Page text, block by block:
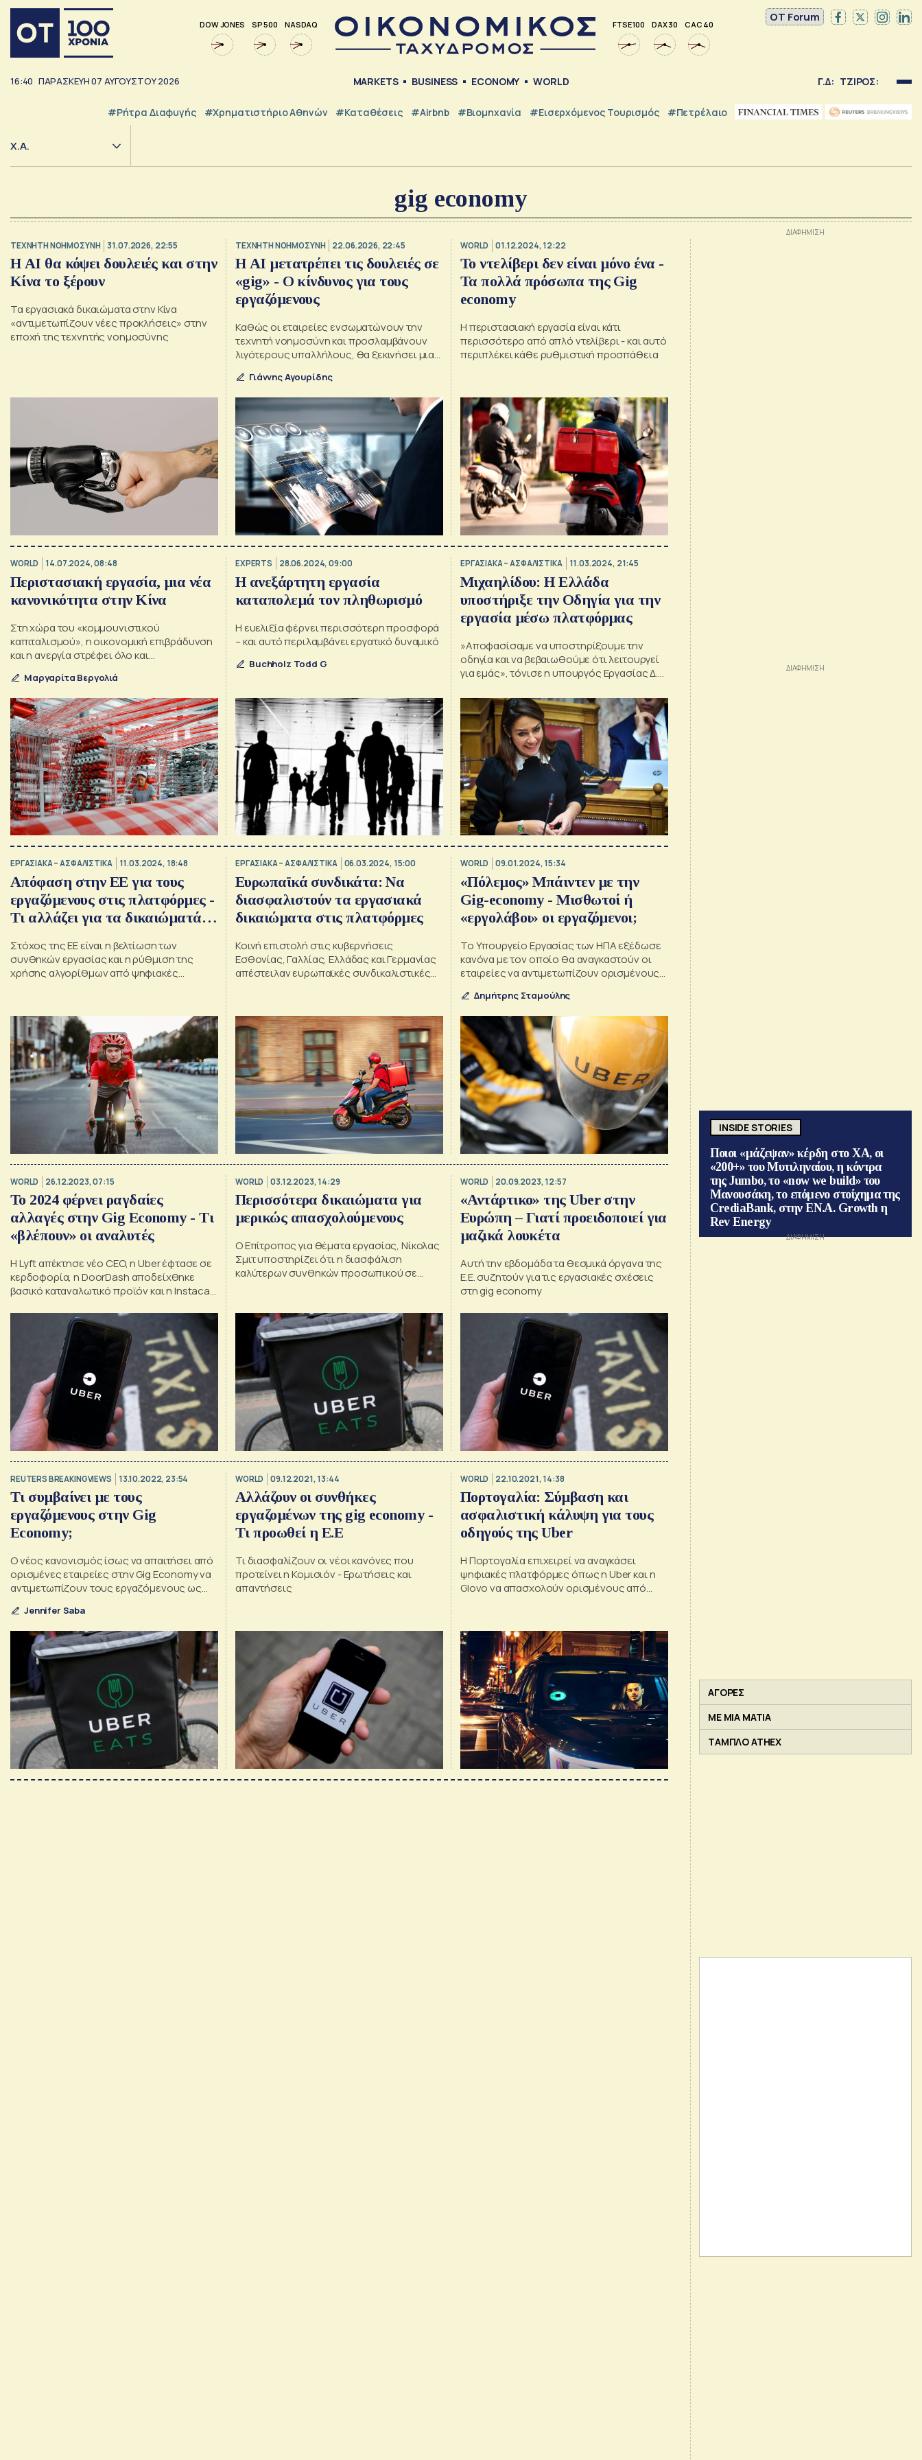
DOW JONES SP 500 NASDAQ FTSE 100 DAX 30 CAC 40
OT Forum
16:40 ΠΑΡΑΣΚΕΥΗ07 ΑΥΓΟΥΣΤΟΥ2026 MARKETS BUSINESS ECONOMY WORLD Γ.Δ: ΤΖΙΡΟΣ:
#ρήτρα Διαφυγής #Χρηματιστήριο Αθηνών #Καταθέσεις #Airbnb #Βιομηχανία #εισερχόμενος Τουρισμός #Πετρέλαιο
Χ.Α.
gig economy
TΕΧΝΗΤΗ ΝΟΗΜΟΣΥΝΗ 31.07.2026, 22:55
Η AI θα κόψει δουλειές και στην
Κίνα το ξέρουν
Τα εργασιακά δικαιώματα στην Κίνα
«αντιμετωπίζουν νέες προκλήσεις» στην
εποχή της τεχνητής νοημοσύνης
TΕΧΝΗΤΗ ΝΟΗΜΟΣΥΝΗ 22.06.2026, 22:45
Η AI μετατρέπει τις δουλειές σε
«gig» - Ο κίνδυνος για τους
εργαζόμενους
Καθώς οι εταιρείες ενσωματώνουν την
τεχνητή νοημοσύνη και προσλαμβάνουν
λιγότερους υπαλλήλους, θα ξεκινήσει μια
περιστασιακής απασχόλησης» ("gig
economy")
Γιάννης Αγουρίδης
WORLD 01.12.2024, 12:22
Το ντελίβερι δεν είναι μόνο ένα -
Τα πολλά πρόσωπα της Gig
economy
Η περιστασιακή εργασία είναι κάτι
περισσότερο από απλό ντελίβερι - και αυτό
περιπλέκει κάθε ρυθμιστική προσπάθεια
WORLD 14.07.2024, 08:48
Περιστασιακή εργασία, μια νέα
κανονικότητα στην Κίνα
Στη χώρα του «κομμουνιστικού
καπιταλισμού», η οικονομική επιβράδυνση
και η ανεργία στρέφει όλο και
επισφαλή εργασία
Μαργαρίτα Βεργολιά
EXPERTS 28.06.2024, 09:00
Η ανεξάρτητη εργασία
καταπολεμά τον πληθωρισμό
Η ευελιξία φέρνει περισσότερη προσφορά
– και αυτό περιλαμβάνει εργατικό δυναμικό
Buchholz Todd G
ΕΡΓΑΣΙΑΚΑ – ΑΣΦΑΛΙΣΤΙΚΑ 11.03.2024, 21:45
Μιχαηλίδου: H Ελλάδα
υποστήριξε την Οδηγία για την
εργασία μέσω πλατφόρμας
»Αποφασίσαμε να υποστηρίξουμε την
οδηγία και να βεβαιωθούμε ότι λειτουργεί
για εμάς», τόνισε η υπουργός Εργασίας Δ.
ΕΡΓΑΣΙΑΚΑ – ΑΣΦΑΛΙΣΤΙΚΑ 11.03.2024, 18:48
Απόφαση στην ΕΕ για τους
εργαζόμενους στις πλατφόρμες -
Τι αλλάζει για τα δικαιώματά
Στόχος της ΕΕ είναι η βελτίωση των
συνθηκών εργασίας και η ρύθμιση της
χρήσης αλγορίθμων από ψηφιακές
ΕΡΓΑΣΙΑΚΑ – ΑΣΦΑΛΙΣΤΙΚΑ 06.03.2024, 15:00
Ευρωπαϊκά συνδικάτα: Να
διασφαλιστούν τα εργασιακά
δικαιώματα στις πλατφόρμες
Κοινή επιστολή στις κυβερνήσεις
Εσθονίας, Γαλλίας, Ελλάδας και Γερμανίας
απέστειλαν ευρωπαϊκές συνδικαλιστικές
WORLD 09.01.2024, 15:34
«Πόλεμος» Μπάιντεν με την
Gig-economy - Μισθωτοί ή
«εργολάβοι» οι εργαζόμενοι;
Το Υπουργείο Εργασίας των ΗΠΑ εξέδωσε
κανόνα με τον οποίο θα αναγκαστούν οι
εταιρείες να αντιμετωπίζουν ορισμένους
«ανεξάρτητους εργολάβους»
Δημήτρης Σταμούλης
WORLD 26.12.2023, 07:15
Το 2024 φέρνει ραγδαίες
αλλαγές στην Gig Economy - Τι
«βλέπουν» οι αναλυτές
Η Lyft απέκτησε νέο CEO, η Uber έφτασε σε
κερδοφορία, η DoorDash αποδείχθηκε
βασικό καταναλωτικό προϊόν και η Instacart
WORLD 03.12.2023, 14:29
Περισσότερα δικαιώματα για
μερικώς απασχολούμενους
Ο Επίτροπος για θέματα εργασίας, Νίκολας
Σμιτ υποστηρίζει ότι η διασφάλιση
καλύτερων συνθηκών προσωπικού σε
WORLD 20.09.2023, 12:57
«Αντάρτικο» της Uber στην
Ευρώπη – Γιατί προειδοποιεί για
μαζικά λουκέτα
Αυτή την εβδομάδα τα θεσμικά όργανα της
Ε.Ε. συζητούν για τις εργασιακές σχέσεις
στη gig economy
REUTERS BREAKINGVIEWS 13.10.2022, 23:54
Τι συμβαίνει με τους
εργαζόμενους στην Gig
Economy;
Ο νέος κανονισμός ίσως να απαιτήσει από
ορισμένες εταιρείες στην Gig Economy να
αντιμετωπίζουν τους εργαζόμενους ως
Jennifer Saba
WORLD 09.12.2021, 13:44
Αλλάζουν οι συνθήκες
εργαζομένων της gig economy -
Τι προωθεί η Ε.Ε
Τι διασφαλίζουν οι νέοι κανόνες που
προτείνει η Κομισιόν - Ερωτήσεις και
απαντήσεις
WORLD 22.10.2021, 14:38
Πορτογαλία: Σύμβαση και
ασφαλιστική κάλυψη για τους
οδηγούς της Uber
Η Πορτογαλία επιχειρεί να αναγκάσει
ψηφιακές πλατφόρμες όπως η Uber και η
Glovo να απασχολούν ορισμένους από
INSIDE STORIES
Ποιοι «μάζεψαν» κέρδη στο ΧΑ, οι
«200+» του Μυτιληναίου, η κόντρα
της Jumbo, το «now we build» του
Μανουσάκη, το επόμενο στοίχημα της
CrediaBank, στην ΕΝ.Α. Growth η
Rev Energy
ΑΓΟΡΕΣ
ΜΕ ΜΙΑ ΜΑΤΙΑ
ΤΑΜΠΛΟ ATHEX